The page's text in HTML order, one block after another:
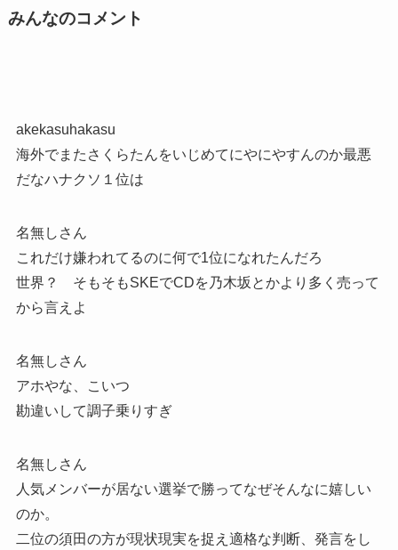
みんなのコメント
akekasuhakasu
海外でまたさくらたんをいじめてにやにやすんのか最悪
だなハナクソ１位は
名無しさん
これだけ嫌われてるのに何で1位になれたんだろ
世界？ そもそもSKEでCDを乃木坂とかより多く売って
から言えよ
名無しさん
アホやな、こいつ
勘違いして調子乗りすぎ
名無しさん
人気メンバーが居ない選挙で勝ってなぜそんなに嬉しい
のか。
二位の須田の方が現状現実を捉え適格な判断、発言をし